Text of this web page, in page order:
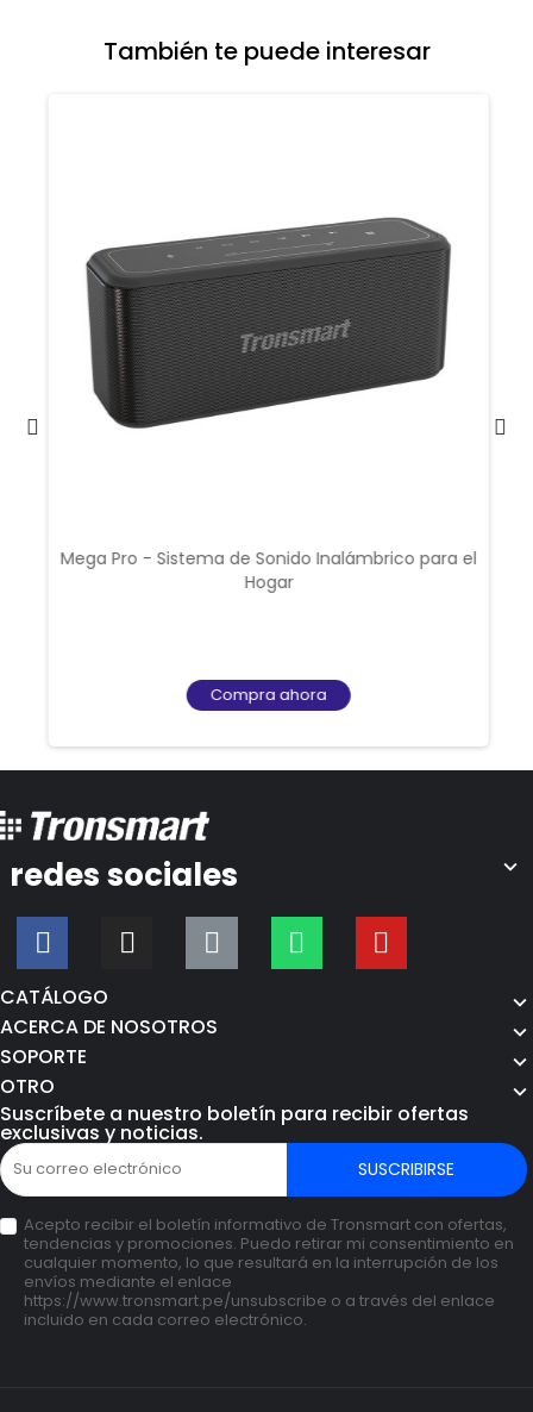
También te puede interesar
Mega Pro - Sistema de Sonido Inalámbrico para el
Hogar
Compra ahora
redes sociales
CATÁLOGO
ACERCA DE NOSOTROS
SOPORTE
OTRO
Suscríbete a nuestro boletín para recibir ofertas
exclusivas y noticias.
SUSCRIBIRSE
Acepto recibir el boletín informativo de Tronsmart con ofertas,
tendencias y promociones. Puedo retirar mi consentimiento en
cualquier momento, lo que resultará en la interrupción de los
envíos mediante el enlace
https://www.tronsmart.pe/unsubscribe o a través del enlace
incluido en cada correo electrónico.